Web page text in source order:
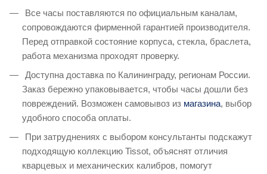
Все часы поставляются по официальным каналам,
сопровождаются фирменной гарантией производителя.
Перед отправкой состояние корпуса, стекла, браслета,
работа механизма проходят проверку.
Доступна доставка по Калининграду, регионам России.
Заказ бережно упаковывается, чтобы часы дошли без
повреждений. Возможен самовывоз из магазина, выбор
удобного способа оплаты.
При затруднениях с выбором консультанты подскажут
подходящую коллекцию Tissot, объяснят отличия
кварцевых и механических калибров, помогут